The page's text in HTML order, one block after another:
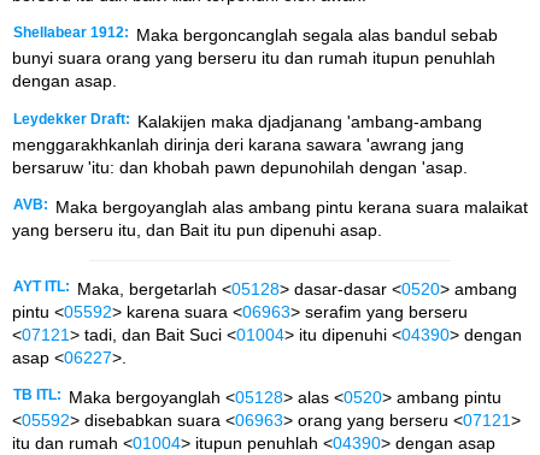
Shellabear 1912:
Maka bergoncanglah segala alas bandul sebab
bunyi suara orang yang berseru itu dan rumah itupun penuhlah
dengan asap.
Leydekker Draft:
Kalakijen maka djadjanang 'ambang-ambang
menggarakhkanlah dirinja deri karana sawara 'awrang jang
bersaruw 'itu: dan khobah pawn depunohilah dengan 'asap.
AVB:
Maka bergoyanglah alas ambang pintu kerana suara malaikat
yang berseru itu, dan Bait itu pun dipenuhi asap.
AYT ITL: Maka, bergetarlah <05128> dasar-dasar <0520> ambang
pintu <05592> karena suara <06963> serafim yang berseru
<07121> tadi, dan Bait Suci <01004> itu dipenuhi <04390> dengan
asap <06227>.
TB ITL: Maka bergoyanglah <05128> alas <0520> ambang pintu
<05592> disebabkan suara <06963> orang yang berseru <07121>
itu dan rumah <01004> itupun penuhlah <04390> dengan asap